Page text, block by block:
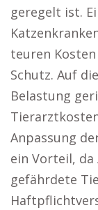
geregelt ist.
teuren
Schutz. Auf
Belastung
Anpassung
ein Vorteil,
gefährdete